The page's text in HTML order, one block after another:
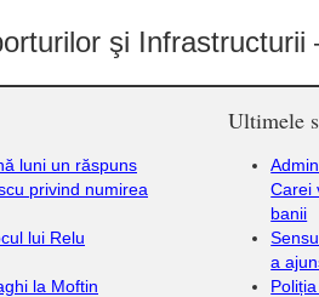
şi Infrastructurii
luni un răspuns
privind numirea
lui Relu
la Moftin
Ultimele
Carei
banii
a